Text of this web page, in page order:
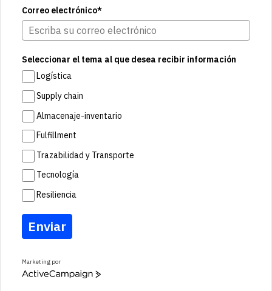
Correo electrónico*
Seleccionar el tema al que desea recibir información
Logística
Supply chain
Almacenaje-inventario
Fulfillment
Trazabilidad y Transporte
Tecnología
Resiliencia
Enviar
Marketing por
A